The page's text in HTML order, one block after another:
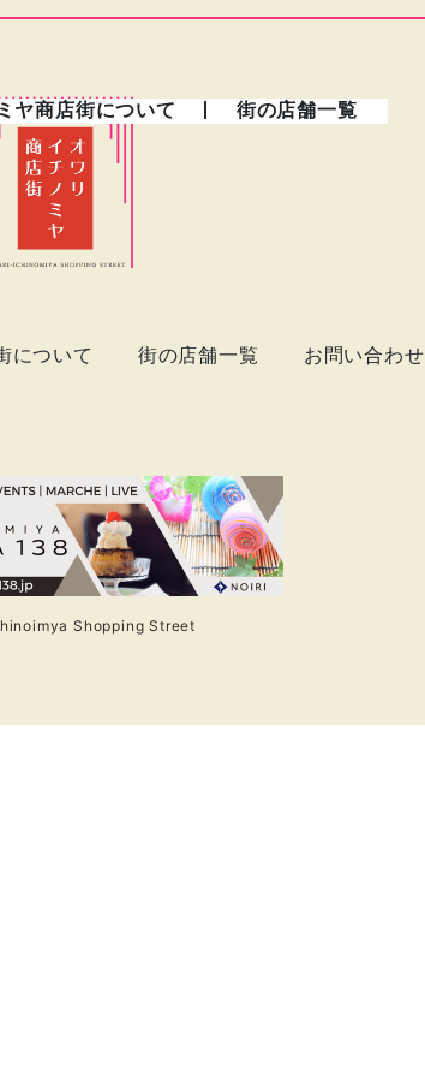
ヤ商店街について 街の店舗一覧
について 街の店舗一覧 お問い合わせ
Shopping Street